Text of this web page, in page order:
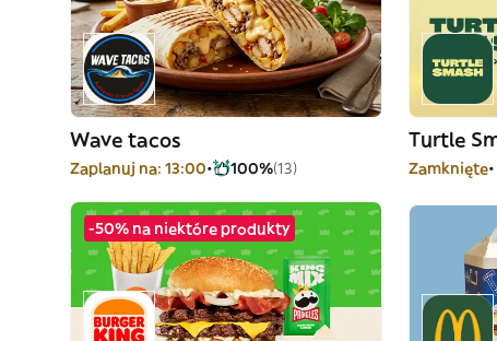
Wave tacos
Zaplanuj na: 13:00 100%(13)
Turtle
Zamknięte
-50% na niektóre produkty